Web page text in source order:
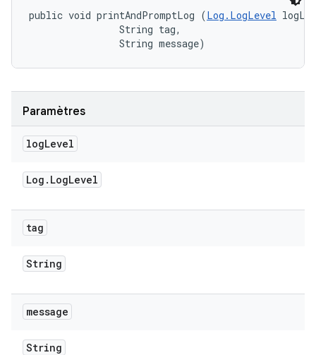
public void printAndPromptLog (Log.LogLevel
                String tag,
                String message)
Paramètres
logLevel
Log . LogLevel
tag
String
message
String